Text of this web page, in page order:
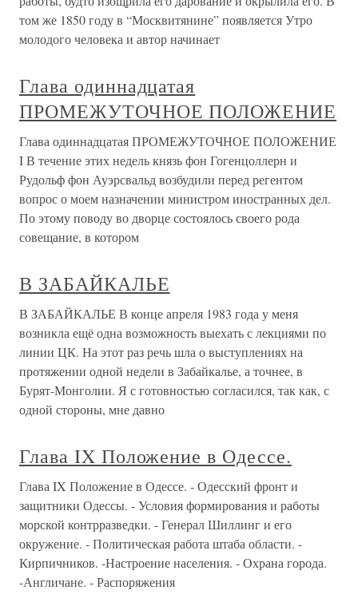
том же 1850 году в “Москвитянине” появляется Утро
молодого человека и автор начинает
Глава одиннадцатая
ПРОМЕЖУТОЧНОЕ ПОЛОЖЕНИЕ
Глава одиннадцатая ПРОМЕЖУТОЧНОЕ ПОЛОЖЕНИЕ
I В течение этих недель князь фон Гогенцоллерн и
Рудольф фон Ауэрсвальд возбудили перед регентом
вопрос о моем назначении министром иностранных дел.
По этому поводу во дворце состоялось своего рода
совещание, в котором
В ЗАБАЙКАЛЬЕ
В ЗАБАЙКАЛЬЕ В конце апреля 1983 года у меня
возникла ещё одна возможность выехать с лекциями по
линии ЦК. На этот раз речь шла о выступлениях на
протяжении одной недели в Забайкалье, а точнее, в
Бурят-Монголии. Я с готовностью согласился, так как, с
одной стороны, мне давно
Глава IX Положение в Одессе.
Глава IX Положение в Одессе. - Одесский фронт и
защитники Одессы. - Условия формирования и работы
морской контрразведки. - Генерал Шиллинг и его
окружение. - Политическая работа штаба области. -
Кирпичников. -Настроение населения. - Охрана города.
-Англичане. - Распоряжения